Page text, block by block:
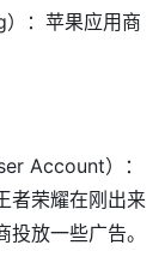
：苹果应用商
Account）：
者荣耀在刚出来
放一些广告。